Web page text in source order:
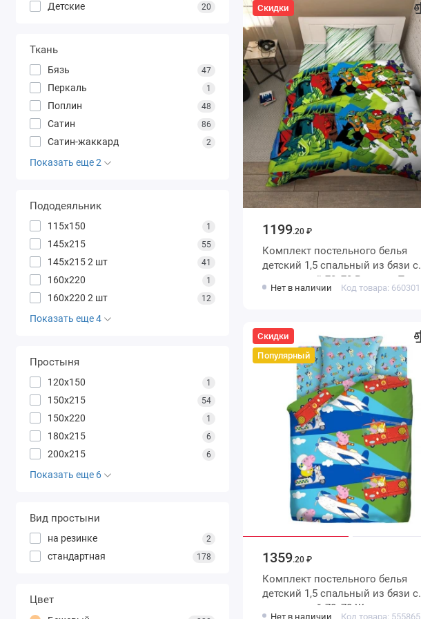
Детские 20
Ткань
Бязь 47
Перкаль 1
Поплин 48
Сатин 86
Сатин-жаккард 2
Показать еще 2
Пододеяльник
115х150 1
145х215 55
145х215 2 шт 41
160х220 1
160х220 2 шт 12
Показать еще 4
Простыня
120х150 1
150х215 54
150х220 1
180х215 6
200х215 6
Показать еще 6
Вид простыни
на резинке 2
стандартная 178
Цвет
Скидки
1199.20 ₽
Комплект постельного белья
детский 1,5 спальный из бязи с
наволочкой 70х70 Рисунок Туса
Джуса
Нет в наличии Код товара: 660301
Скидки
Популярный
1359.20 ₽
Комплект постельного белья
детский 1,5 спальный из бязи с
наволочкой 70х70 Животные
Нет в наличии Код товара: 555865